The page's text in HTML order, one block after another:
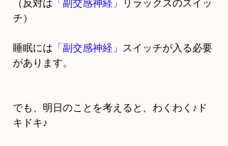
（反対は 「副交感神経」
リラックスのスイッ
チ）
睡眠には 「副交感神経」
スイッチが入る必要
があります。
でも、明日のことを考えると、わくわく♪ド
キドキ♪